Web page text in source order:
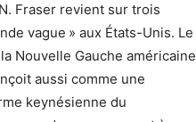
Fraser revient sur trois
vague » aux États-Unis. Le
Nouvelle Gauche américaine
aussi comme une
keynésienne du